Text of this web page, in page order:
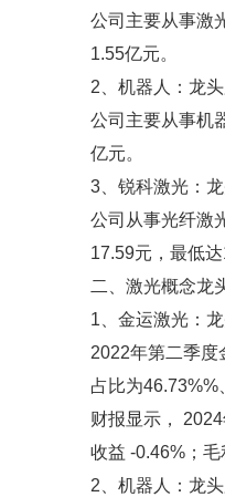
公司主要从事激
1.55亿元。
2、机器人：龙
公司主要从事机
亿元。
3、锐科激光：
公司从事光纤激
17.59元，最低
二、激光概念龙
1、金运激光：
2022年第二季度
占比为46.73%%
财报显示，
收益 -0.46%；毛
2、机器人：龙